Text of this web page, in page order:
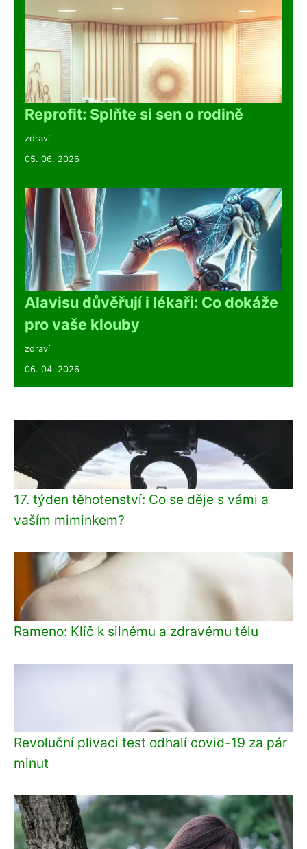
Reprofit: Splňte si sen o rodině
zdraví
05. 06. 2026
Alavisu důvěřují i lékaři: Co dokáže
pro vaše klouby
zdraví
06. 04. 2026
17. týden těhotenství: Co se děje s vámi a
vaším miminkem?
Rameno: Klíč k silnému a zdravému tělu
Revoluční plivaci test odhalí covid-19 za pár
minut